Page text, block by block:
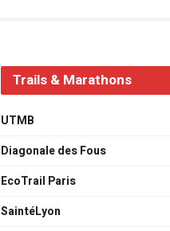
Trails & Marathons
UTMB
Diagonale des Fous
EcoTrail Paris
SaintéLyon